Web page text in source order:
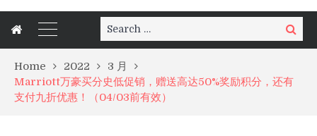
Search
for:
Search
Home 2022
3 月
Marriott万豪买分史低促销，赠送高达50%奖励积分，还有
支付九折优惠！（04/03前有效）